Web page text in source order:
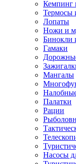
Кемпинг
Термосы
Лопаты
Ножи и
Бинокли
Гамаки
Мангалы
Палатки
Рации
Насосы